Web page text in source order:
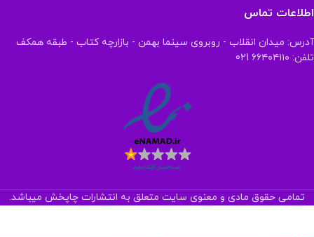
اطلاعات تماس
آدرس: میدان انقلاب - روبروی سینما بهمن - بازارچه کتاب - طبقه همکف
تلفن: ۶۶۴۰۴۱۱۰ 021
تمامی حقوق مادی و معنوی سایت متعلق به انتشارات چاپخش میباشد.